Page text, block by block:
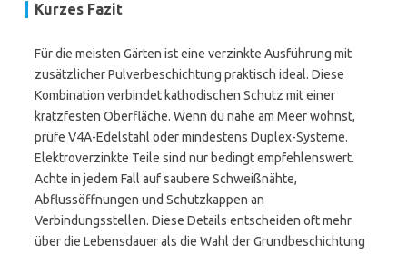
Kurzes Fazit
Für die meisten Gärten ist eine verzinkte Ausführung mit
zusätzlicher Pulverbeschichtung praktisch ideal. Diese
Kombination verbindet kathodischen Schutz mit einer
kratzfesten Oberfläche. Wenn du nahe am Meer wohnst,
prüfe V4A-Edelstahl oder mindestens Duplex-Systeme.
Elektroverzinkte Teile sind nur bedingt empfehlenswert.
Achte in jedem Fall auf saubere Schweißnähte,
Abflussöffnungen und Schutzkappen an
Verbindungsstellen. Diese Details entscheiden oft mehr
über die Lebensdauer als die Wahl der Grundbeschichtung